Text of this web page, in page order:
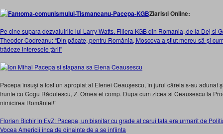
Ziaristi Online:
Pe cine supara dezvaluirile lui Larry Watts. Filiera KGB din Romania, de la Dej si
Theodor Codreanu: “Din păcate, pentru România, Moscova a ştiut mereu să-şi
trădeze interesele ţării”
Pacepa însuşi a fost un apropiat al Elenei Ceauşescu, în jurul căreia s-au adunat
frunte cu Gogu Rădulescu, Z. Ornea et comp. Dupa cum zicea si Ceausescu la
nimicirea României!”
Florian Bichir in EvZ: Pacepa, un bisnitar cu grade al carui tata era urmarit de
Vocea Americii inca de dinainte de a se infiinta